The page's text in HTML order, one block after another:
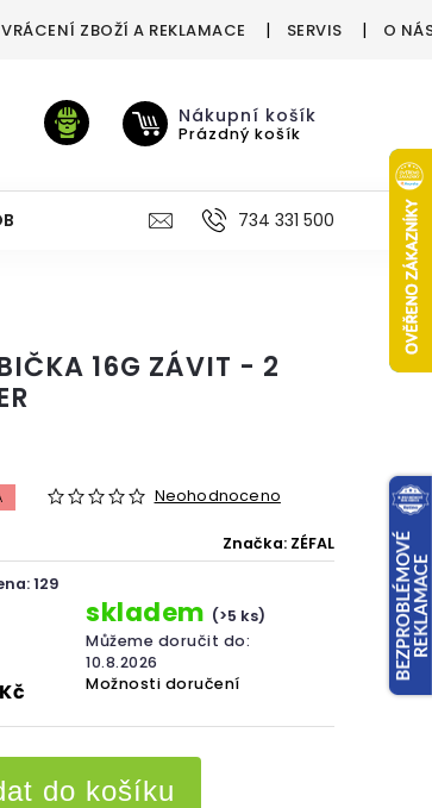
VRÁCENÍ ZBOŽÍ A REKLAMACE SERVIS O
Nákupní košík
Prázdný košík
VÝŽIVA VÝPRODEJ %
734 331 500
16G ZÁVIT - 2
Neohodnoceno
Značka: ZÉFAL
129
skladem (>5 ks)
Můžeme doručit do:
10.8.2026
Možnosti doručení
do košíku